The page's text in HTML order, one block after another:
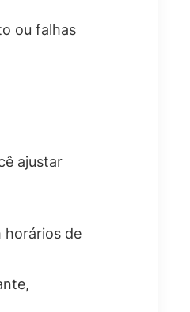
ou falhas
ajustar
horários de